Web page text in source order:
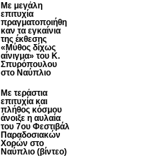
Με μεγάλη
επιτυχία
πραγματοποιήθη
καν τα εγκαίνια
της έκθεσης
«Μύθος δίχως
αίνιγμα» του Κ.
Σπυρόπουλου
στο Ναύπλιο
Με τεράστια
επιτυχία και
πλήθος κόσμου
άνοιξε η αυλαία
του 7ου Φεστιβάλ
Παραδοσιακών
Χορών στο
Ναύπλιο (βίντεο)